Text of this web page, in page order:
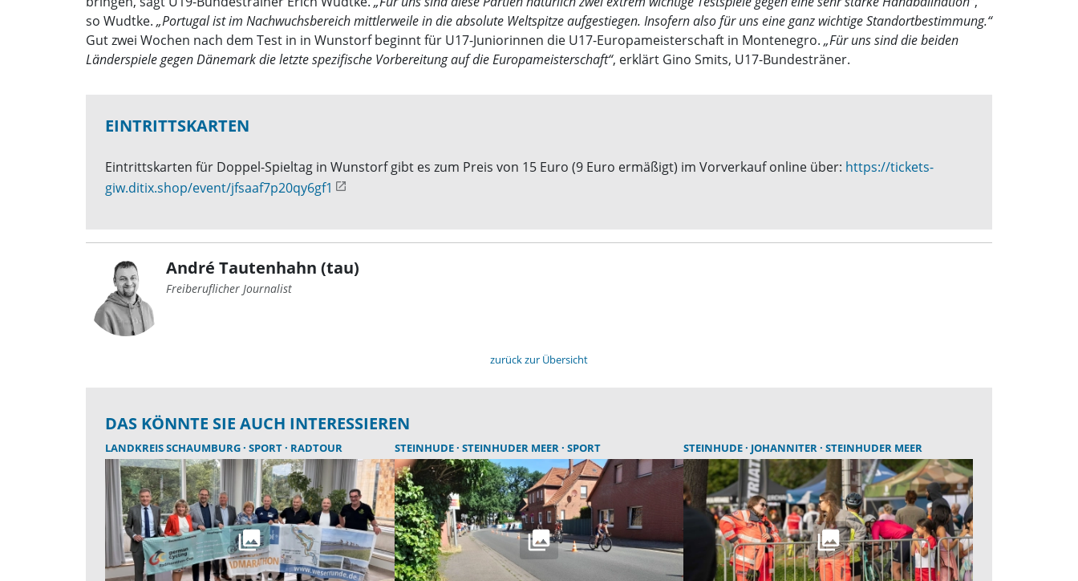
so Wudtke. „Portugal ist im Nachwuchsbereich mittlerweile in die absolute Weltspitze aufgestiegen. Insofern also für uns eine ganz wichtige Standortbestimmung.“
Gut zwei Wochen nach dem Test in in Wunstorf beginnt für U17-Juniorinnen die U17-Europameisterschaft in Montenegro. „Für uns sind die beiden
Länderspiele gegen Dänemark die letzte spezifische Vorbereitung auf die Europameisterschaft“, erklärt Gino Smits, U17-Bundesträner.
EINTRITTSKARTEN
Eintrittskarten für Doppel-Spieltag in Wunstorf gibt es zum Preis von 15 Euro (9 Euro ermäßigt) im Vorverkauf online über: https://tickets-
giw.ditix.shop/event/jfsaaf7p20qy6gf1
André Tautenhahn (tau)
Freiberuflicher Journalist
zurück zur Übersicht
DAS KÖNNTE SIE AUCH INTERESSIEREN
LANDKREIS SCHAUMBURG SPORT RADTOUR STEINHUDE STEINHUDER MEER SPORT STEINHUDE JOHANNITER STEINHUDER MEER